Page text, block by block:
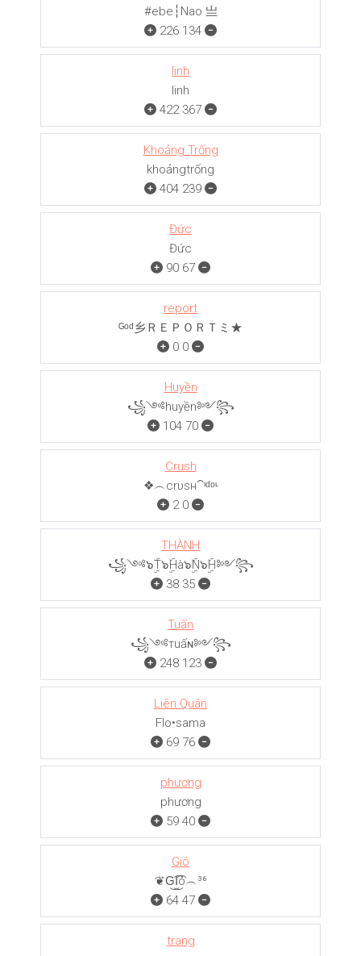
#ebe┆Nao 亗
226 134
linh
linh
422 367
Khoảng Trống
khoảngㅤㅤㅤtrống
404 239
Đức
Đức
90 67
report
ᴳᵒᵈ乡ＲＥＰＯＲＴミ★
0 0
Huyền
꧁༺huyền༻꧂
104 70
Crush
❖︵crυѕн⁀ᶦᵈᵒᶫ
2 0
THÀNH
꧁༺๖ۣۜT๖ۣۜHà๖ۣۜN๖ۣۜH༻꧂
38 35
Tuấn
꧁༺тuấɴ༻꧂
248 123
Liên Quân
Flo•sama
69 76
phương
phương
59 40
Gió
❦G͜͡I͜͡ó︵³⁶
64 47
trang